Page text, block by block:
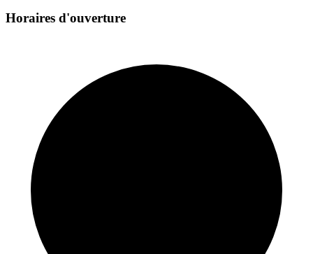
Horaires d'ouverture